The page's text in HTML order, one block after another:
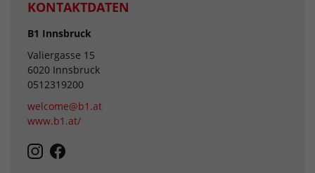
KONTAKTDATEN
B1 Innsbruck
Valiergasse 15
6020 Innsbruck
0512319200
welcome@b1.at
www.b1.at/